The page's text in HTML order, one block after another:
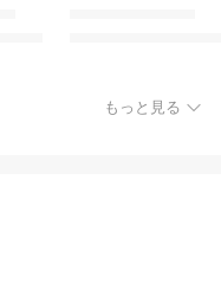
もっと見る